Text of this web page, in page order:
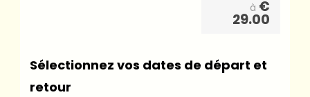
à €
29.00
Sélectionnez vos dates de départ et
retour